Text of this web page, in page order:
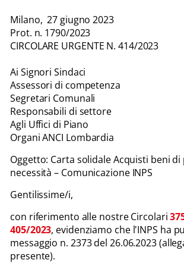
Milano, 27 giugno 2023
Prot. n. 1790/2023
CIRCOLARE URGENTE N. 414/2023
Ai Signori Sindaci
Assessori di competenza
Segretari Comunali
Responsabili di settore
Agli Uffici di Piano
Organi ANCI Lombardia
Oggetto: Carta solidale Acquisti beni
necessità – Comunicazione INPS
Gentilissime/i,
con riferimento alle nostre Circolari
405/2023, evidenziamo che l'INPS ha
messaggio n. 2373 del 26.06.2023
presente).